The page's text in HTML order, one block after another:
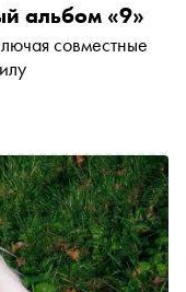
альбом «9»
совместные